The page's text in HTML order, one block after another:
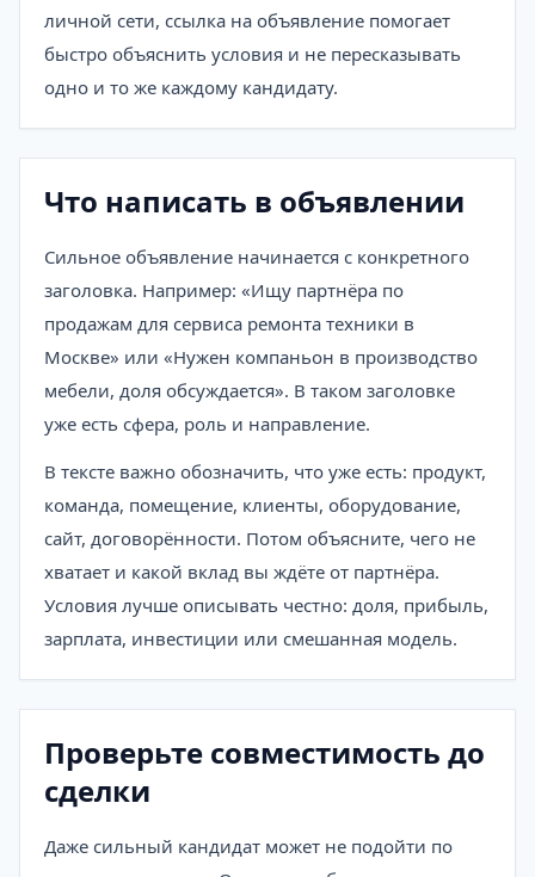
личной сети, ссылка на объявление помогает
быстро объяснить условия и не пересказывать
одно и то же каждому кандидату.
Что написать в объявлении
Сильное объявление начинается с конкретного
заголовка. Например: «Ищу партнёра по
продажам для сервиса ремонта техники в
Москве» или «Нужен компаньон в производство
мебели, доля обсуждается». В таком заголовке
уже есть сфера, роль и направление.
В тексте важно обозначить, что уже есть: продукт,
команда, помещение, клиенты, оборудование,
сайт, договорённости. Потом объясните, чего не
хватает и какой вклад вы ждёте от партнёра.
Условия лучше описывать честно: доля, прибыль,
зарплата, инвестиции или смешанная модель.
Проверьте совместимость до
сделки
Даже сильный кандидат может не подойти по